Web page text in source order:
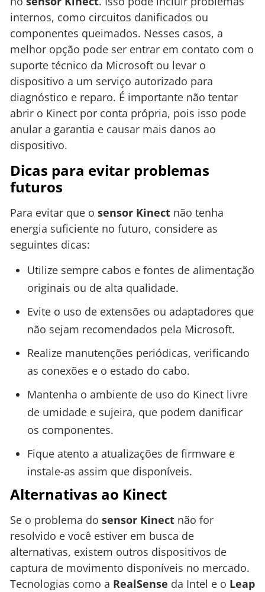
internos, como circuitos danificados ou
componentes queimados. Nesses casos, a
melhor opção pode ser entrar em contato com o
suporte técnico da Microsoft ou levar o
dispositivo a um serviço autorizado para
diagnóstico e reparo. É importante não tentar
abrir o Kinect por conta própria, pois isso pode
anular a garantia e causar mais danos ao
dispositivo.
Dicas para evitar problemas
futuros
Para evitar que o sensor Kinect não tenha
energia suficiente no futuro, considere as
seguintes dicas:
Utilize sempre cabos e fontes de alimentação
originais ou de alta qualidade.
Evite o uso de extensões ou adaptadores que
não sejam recomendados pela Microsoft.
Realize manutenções periódicas, verificando
as conexões e o estado do cabo.
Mantenha o ambiente de uso do Kinect livre
de umidade e sujeira, que podem danificar
os componentes.
Fique atento a atualizações de firmware e
instale-as assim que disponíveis.
Alternativas ao Kinect
Se o problema do sensor Kinect não for
resolvido e você estiver em busca de
alternativas, existem outros dispositivos de
captura de movimento disponíveis no mercado.
Tecnologias como a RealSense da Intel e o Leap